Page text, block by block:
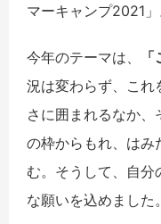
マーキャンプ2021」
今年のテーマは、
況は変わらず、これ
さに囲まれるなか
の枠からもれ、はみ
む。そうして、自
な願いを込めました。